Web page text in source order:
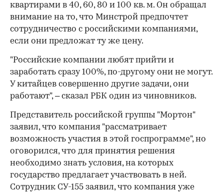
квартирами в 40, 60, 80 и 100 кв. м. Он обращал
внимание на то, что Минстрой предпочтет
сотрудничество с российскими компаниями,
если они предложат ту же цену.
"Российские компании любят прийти и
заработать сразу 100%, по-другому они не могут.
У китайцев совершенно другие задачи, они
работают", – сказал РБК один из чиновников.
Представитель российской группы "Мортон"
заявил, что компания "рассматривает
возможность участия в этой госпрограмме", но
оговорился, что для принятия решения
необходимо знать условия, на которых
государство предлагает участвовать в ней.
Сотрудник СУ-155 заявил, что компания уже